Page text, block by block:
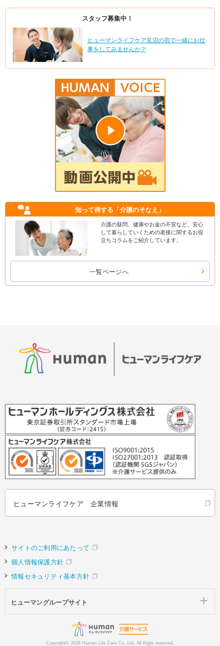
スタッフ募集中！
ヒューマンライフケア見沼の宿で一緒にお仕
事をしてみませんか？
知って得する 「介護のそなえ」
介護の疑問、健康やお金の不安など、安心
して暮らしていくための老後に関するお役
立ちコラムをご紹介しています。
一覧ページへ
ヒューマンライフケア 企業情報
サイトのご利用にあたって
個人情報保護方針
情報セキュリティ基本方針
ヒューマングループサイト
Copyright© 2026 Human Life Care Co.,Ltd. All Right reserved.